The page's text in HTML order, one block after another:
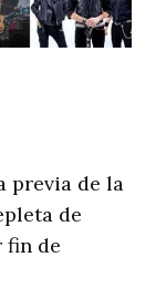
previa de la
de
fin de